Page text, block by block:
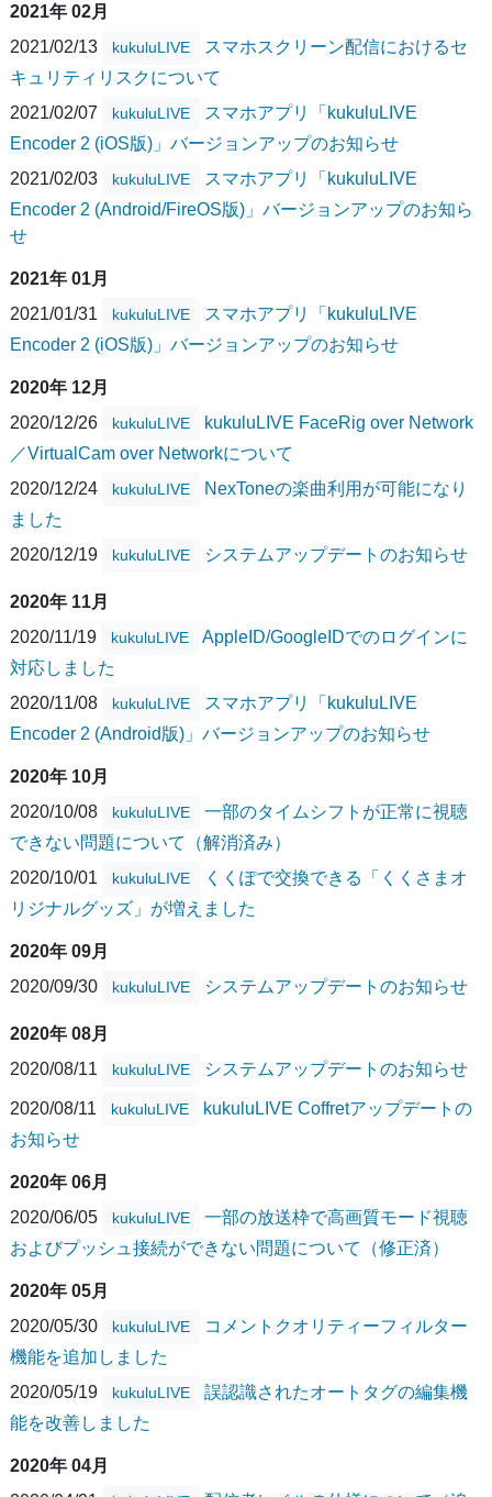
2021年 02月
2021/02/13
kukuluLIVE
スマホスクリーン配信におけるセ
キュリティリスクについて
2021/02/07
kukuluLIVE
スマホアプリ「kukuluLIVE
Encoder 2 (iOS版)」バージョンアップのお知らせ
2021/02/03
kukuluLIVE
スマホアプリ「kukuluLIVE
Encoder 2 (Android/FireOS版)」バージョンアップのお知ら
せ
2021年 01月
2021/01/31
kukuluLIVE
スマホアプリ「kukuluLIVE
Encoder 2 (iOS版)」バージョンアップのお知らせ
2020年 12月
2020/12/26
kukuluLIVE
kukuluLIVE FaceRig over Network
／VirtualCam over Networkについて
2020/12/24
kukuluLIVE
NexToneの楽曲利用が可能になり
ました
2020/12/19
kukuluLIVE システムアップデートのお知らせ
2020年 11月
2020/11/19
kukuluLIVE
AppleID/GoogleIDでのログインに
対応しました
2020/11/08
kukuluLIVE
スマホアプリ「kukuluLIVE
Encoder 2 (Android版)」バージョンアップのお知らせ
2020年 10月
2020/10/08
kukuluLIVE
一部のタイムシフトが正常に視聴
できない問題について（解消済み）
2020/10/01
kukuluLIVE
くくぽで交換できる「くくさまオ
リジナルグッズ」が増えました
2020年 09月
2020/09/30
kukuluLIVE システムアップデートのお知らせ
2020年 08月
2020/08/11
kukuluLIVE システムアップデートのお知らせ
2020/08/11 kukuluLIVE
kukuluLIVE Coffretアップデートの
お知らせ
2020年 06月
2020/06/05
kukuluLIVE
一部の放送枠で高画質モード視聴
およびプッシュ接続ができない問題について（修正済）
2020年 05月
2020/05/30
kukuluLIVE
コメントクオリティーフィルター
機能を追加しました
2020/05/19
kukuluLIVE
誤認識されたオートタグの編集機
能を改善しました
2020年 04月